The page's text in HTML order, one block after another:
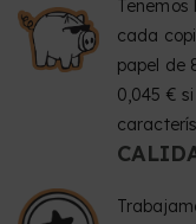
cada
papel de
0,045 €